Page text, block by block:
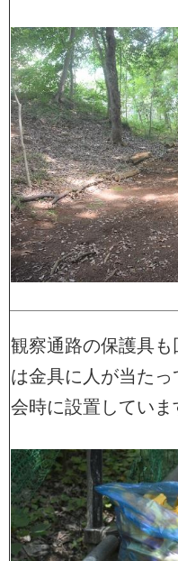
観察通路の保護具
は金具に人が当た
会時に設置していま